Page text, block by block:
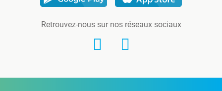
Retrouvez-nous sur nos réseaux sociaux